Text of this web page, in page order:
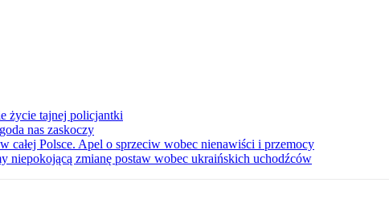
życie tajnej policjantki
nas zaskoczy
całej Polsce. Apel o sprzeciw wobec nienawiści i przemocy
niepokojącą zmianę postaw wobec ukraińskich uchodźców